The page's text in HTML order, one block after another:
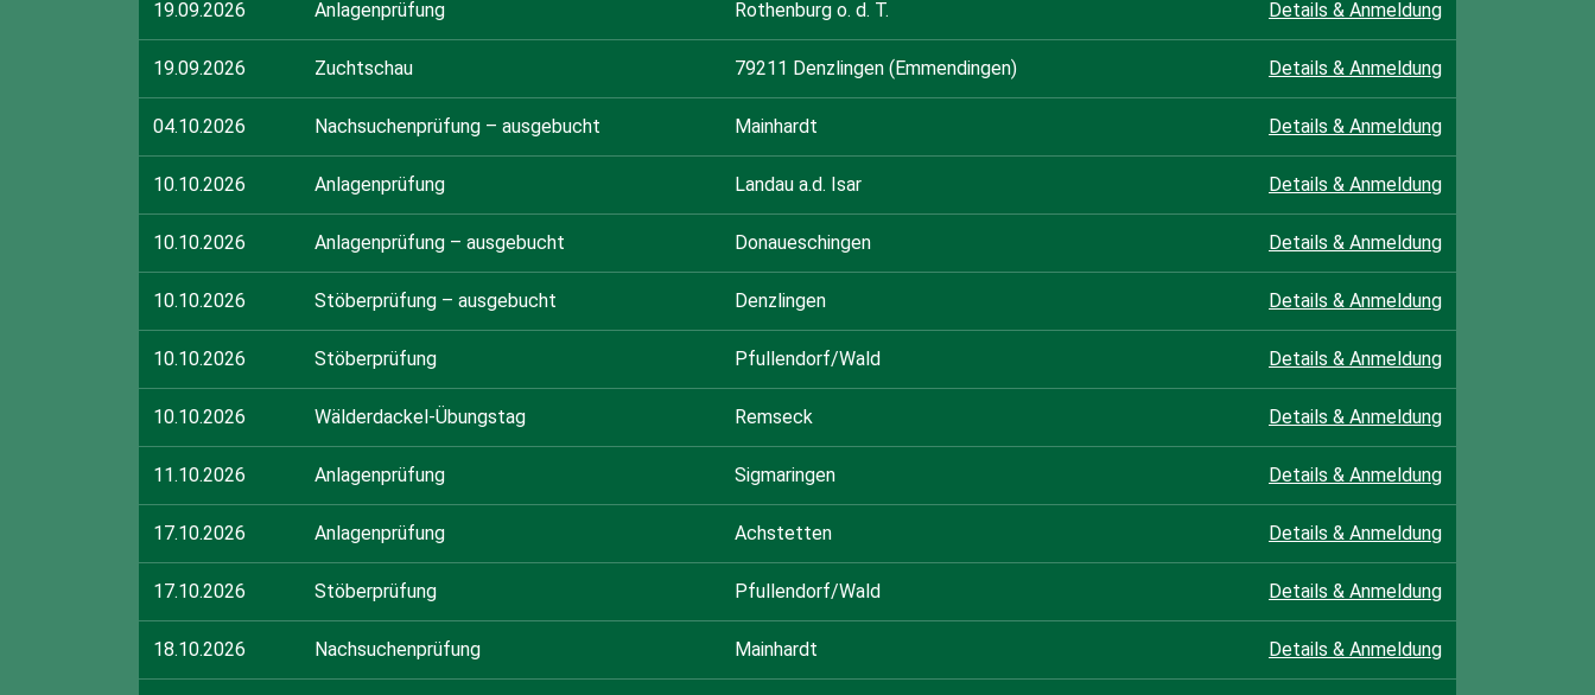
19.09.2026 Anlagenprüfung Rothenburg o. d. T. Details & Anmeldung
19.09.2026 Zuchtschau 79211 Denzlingen (Emmendingen) Details & Anmeldung
04.10.2026 Nachsuchenprüfung – ausgebucht Mainhardt Details & Anmeldung
10.10.2026 Anlagenprüfung Landau a.d. Isar Details & Anmeldung
10.10.2026 Anlagenprüfung – ausgebucht Donaueschingen Details & Anmeldung
10.10.2026 Stöberprüfung – ausgebucht Denzlingen Details & Anmeldung
10.10.2026 Stöberprüfung Pfullendorf/Wald Details & Anmeldung
10.10.2026 Wälderdackel-Übungstag Remseck Details & Anmeldung
11.10.2026 Anlagenprüfung Sigmaringen Details & Anmeldung
17.10.2026 Anlagenprüfung Achstetten Details & Anmeldung
17.10.2026 Stöberprüfung Pfullendorf/Wald Details & Anmeldung
18.10.2026 Nachsuchenprüfung Mainhardt Details & Anmeldung